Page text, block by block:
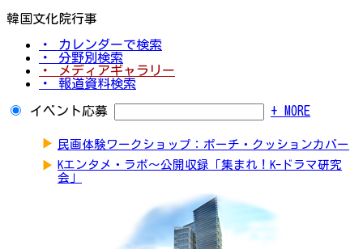
韓国文化院行事
・ カレンダーで検索
・ 分野別検索
・ メディアギャラリー
・ 報道資料検索
イベント応募 + MORE
▶ 民画体験ワークショップ：ポーチ・クッションカバー
▶ Kエンタメ・ラボ～公開収録「集まれ！K-ドラマ研究
会」